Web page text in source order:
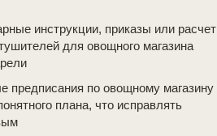
инструкции, приказы или расчет
для овощного магазина
предписания по овощному магазину
плана, что исправлять